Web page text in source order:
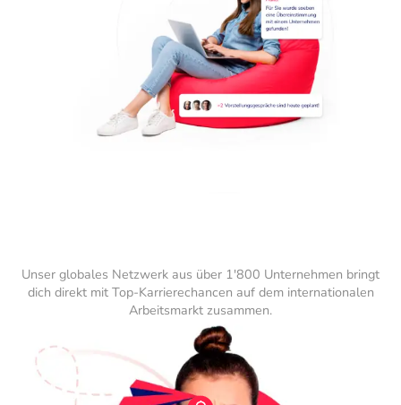
Unser globales Netzwerk aus über 1'800 Unternehmen bringt
dich direkt mit Top-Karrierechancen auf dem internationalen
Arbeitsmarkt zusammen.